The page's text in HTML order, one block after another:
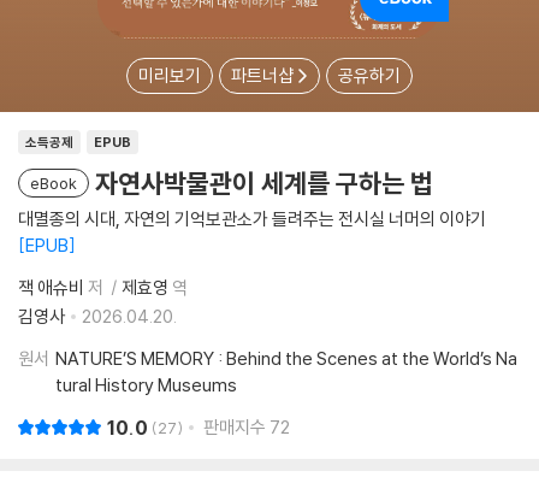
미리보기 파트너샵 공유하기
소득공제 EPUB
eBook 자연사박물관이 세계를 구하는 법
대멸종의 시대, 자연의 기억보관소가 들려주는 전시실 너머의 이야기
EPUB
잭 애슈비 저 제효영 역
김영사
2026.04.20.
원서 NATURE’S MEMORY : Behind the Scenes at the World’s Na
tural History Museums
10.0 27 판매지수 72